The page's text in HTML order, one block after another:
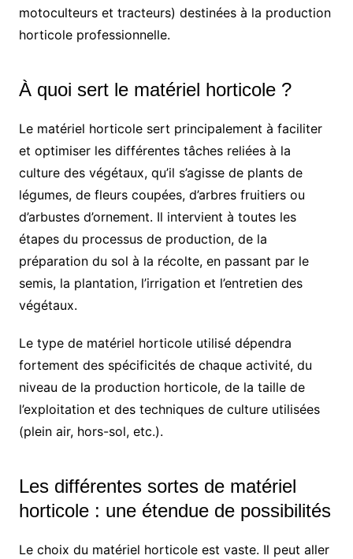
motoculteurs et tracteurs) destinées à la production
horticole professionnelle.
À quoi sert le matériel horticole ?
Le matériel horticole sert principalement à faciliter
et optimiser les différentes tâches reliées à la
culture des végétaux, qu’il s’agisse de plants de
légumes, de fleurs coupées, d’arbres fruitiers ou
d’arbustes d’ornement. Il intervient à toutes les
étapes du processus de production, de la
préparation du sol à la récolte, en passant par le
semis, la plantation, l’irrigation et l’entretien des
végétaux.
Le type de matériel horticole utilisé dépendra
fortement des spécificités de chaque activité, du
niveau de la production horticole, de la taille de
l’exploitation et des techniques de culture utilisées
(plein air, hors-sol, etc.).
Les différentes sortes de matériel
horticole : une étendue de possibilités
Le choix du matériel horticole est vaste. Il peut aller